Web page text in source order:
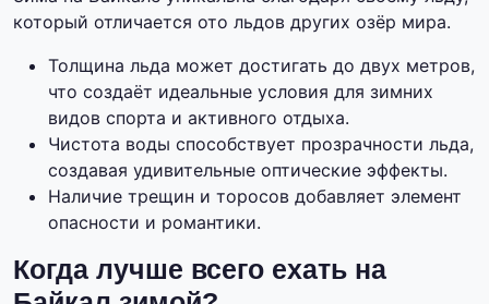
который отличается ото льдов других озёр мира.
Толщина льда может достигать до двух метров,
что создаёт идеальные условия для зимних
видов спорта и активного отдыха.
Чистота воды способствует прозрачности льда,
создавая удивительные оптические эффекты.
Наличие трещин и торосов добавляет элемент
опасности и романтики.
Когда лучше всего ехать на